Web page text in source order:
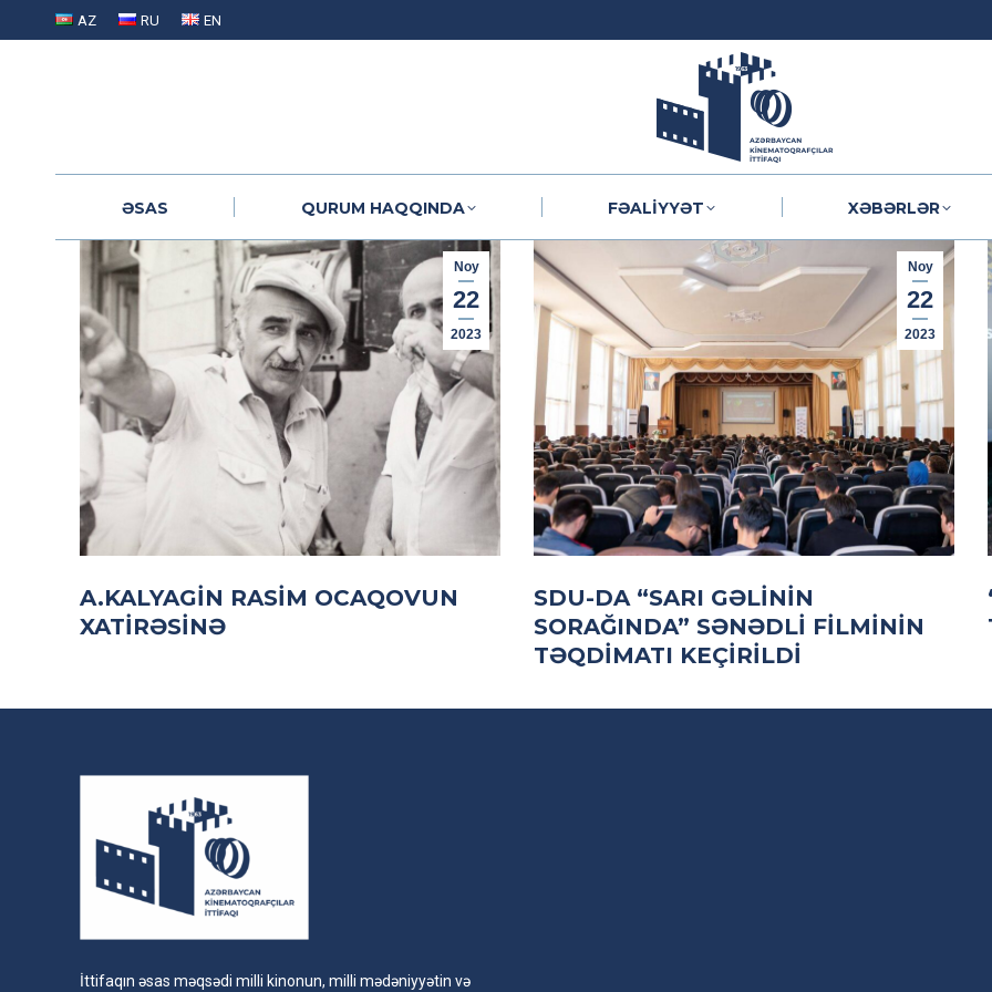
AZ RU EN
ƏSAS
QURUM HAQQINDA FƏALIYYƏT XƏBƏRLƏR
Noy
22
2023
A.KALYAGIN RASIM OCAQOVUN
XATIRƏSINƏ
Noy
22
2023
SDU-DA “SARI GƏLININ
SORAĞINDA” SƏNƏDLI FILMININ
TƏQDIMATI KEÇIRILDI
İttifaqın əsas məqsədi milli kinonun, milli mədəniyyətin və